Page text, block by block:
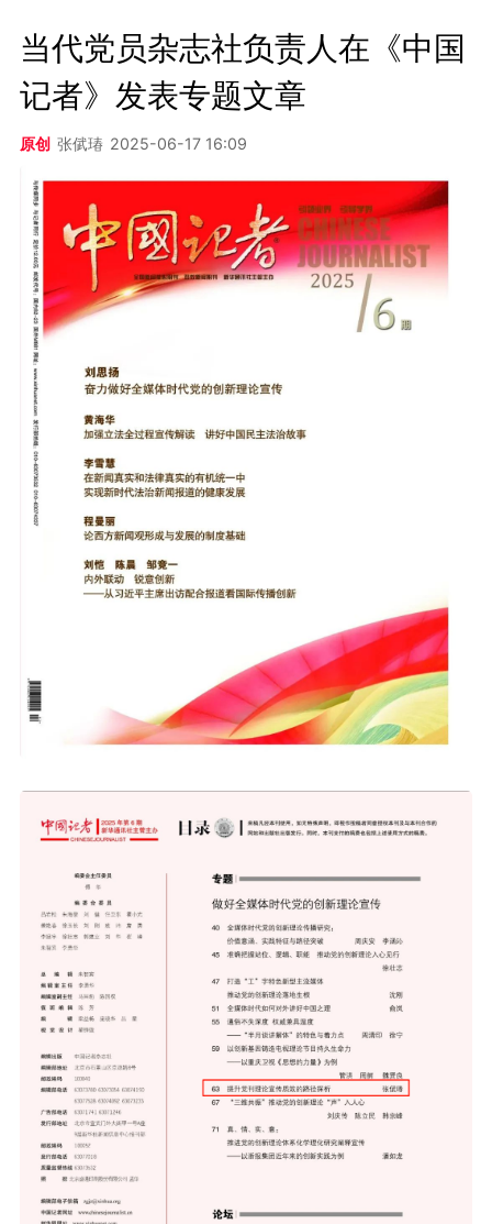
当代党员杂志社负责人在《中国
记者》发表专题文章
原创 张倵瑃 2025-06-17 16:09